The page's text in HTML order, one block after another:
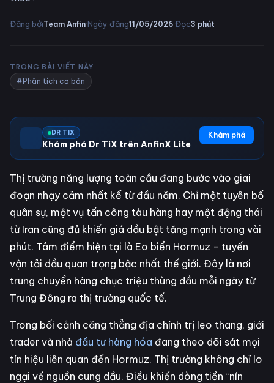
Đăng bởiTeam Anfin·Ngày đăng11/05/2026·Đọc3 phút
TRONG BÀI VIẾT NÀY
#Phân tích cơ bản
DR TIX
Khám phá Dr TiX trên AnfinX Lite
Khám phá
Thị trường năng lượng toàn cầu đang bước vào giai
đoạn nhạy cảm nhất kể từ đầu năm. Chỉ một tuyên bố
quân sự, một vụ tấn công tàu hàng hay một động thái
từ Iran cũng đủ khiến giá dầu bật tăng mạnh trong vài
phút. Tâm điểm hiện tại là Eo biển Hormuz - tuyến
vận tải dầu quan trọng bậc nhất thế giới. Đây là nơi
trung chuyển hàng chục triệu thùng dầu mỗi ngày từ
Trung Đông ra thị trường quốc tế.
Trong bối cảnh căng thẳng địa chính trị leo thang, giới
trader và nhà đầu tư hàng hóa đang theo dõi sát mọi
tín hiệu liên quan đến Hormuz. Thị trường không chỉ lo
ngại về nguồn cung dầu. Điều khiến dòng tiền “nín